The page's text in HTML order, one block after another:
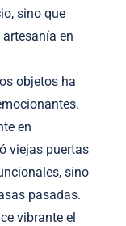
sino que
en
objetos ha
en
viejas puertas
sino
pasadas.
vibrante el